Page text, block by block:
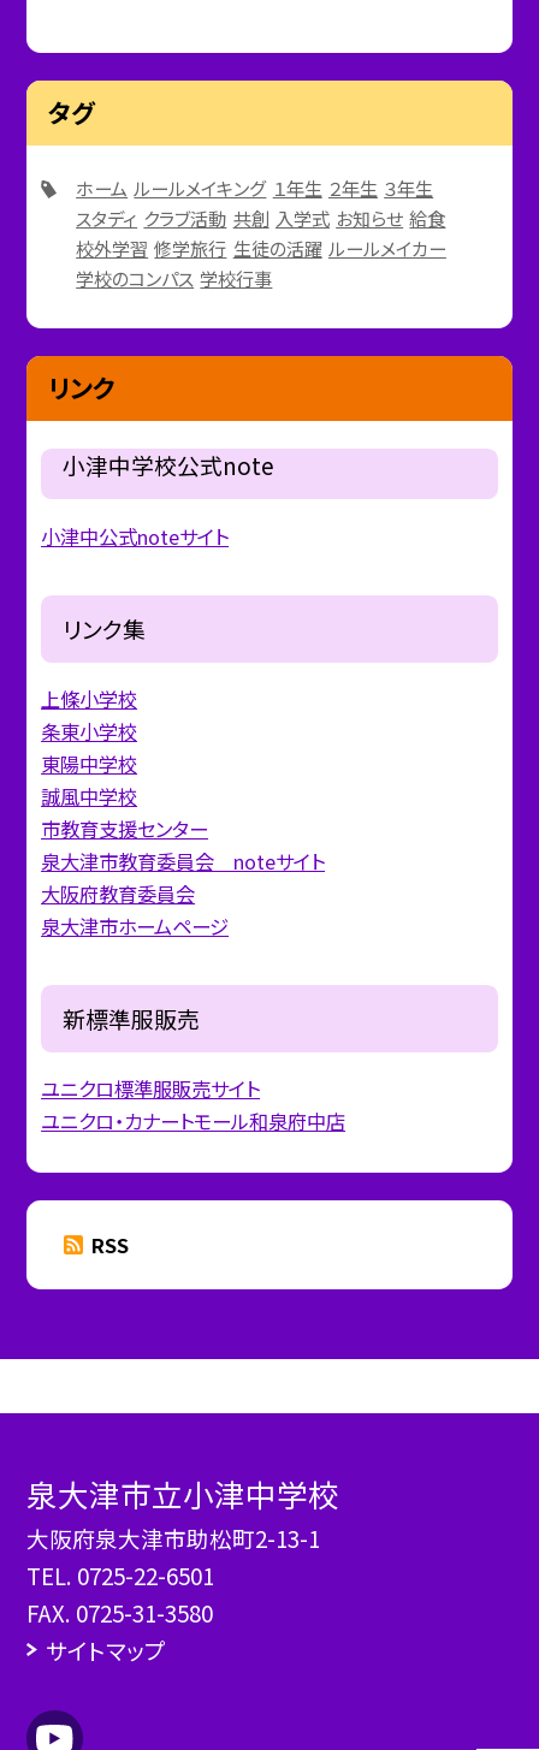
タグ
ホーム ルールメイキング １年生 ２年生 ３年生
スタディ クラブ活動 共創 入学式 お知らせ 給食
校外学習 修学旅行 生徒の活躍 ルールメイカー
学校のコンパス 学校行事
リンク
小津中学校公式note
小津中公式noteサイト
リンク集
上條小学校
条東小学校
東陽中学校
誠風中学校
市教育支援センター
泉大津市教育委員会 noteサイト
大阪府教育委員会
泉大津市ホームページ
新標準服販売
ユニクロ標準服販売サイト
ユニクロ・カナートモール和泉府中店
RSS
泉大津市立小津中学校
大阪府泉大津市助松町2-13-1
TEL. 0725-22-6501
FAX. 0725-31-3580
サイトマップ